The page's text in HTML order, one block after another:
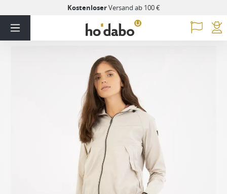
KostenloserVersand ab 100 €